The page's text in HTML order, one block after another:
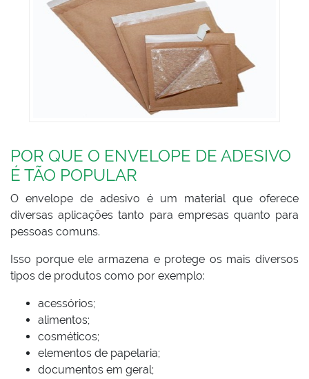
POR QUE O ENVELOPE DE ADESIVO
É TÃO POPULAR
O envelope de adesivo é um material que oferece
diversas aplicações tanto para empresas quanto para
pessoas comuns.
Isso porque ele armazena e protege os mais diversos
tipos de produtos como por exemplo:
acessórios;
alimentos;
cosméticos;
elementos de papelaria;
documentos em geral;